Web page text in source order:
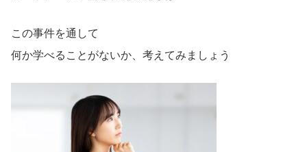
この事件を通して
何か学べることがないか、考えてみましょう